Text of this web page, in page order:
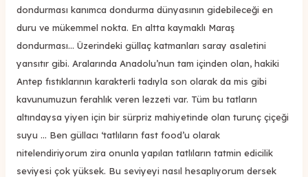
dondurması kanımca dondurma dünyasının gidebileceği en
duru ve mükemmel nokta. En altta kaymaklı Maraş
dondurması... Üzerindeki güllaç katmanları saray asaletini
yansıtır gibi. Aralarında Anadolu’nun tam içinden olan, hakiki
Antep fıstıklarının karakterli tadıyla son olarak da mis gibi
kavunumuzun ferahlık veren lezzeti var. Tüm bu tatların
altındaysa yiyen için bir sürpriz mahiyetinde olan turunç çiçeği
suyu ... Ben güllacı ‘tatlıların fast food’u olarak
nitelendiriyorum zira onunla yapılan tatlıların tatmin edicilik
seviyesi çok yüksek. Bu seviyeyi nasıl hesaplıyorum dersek